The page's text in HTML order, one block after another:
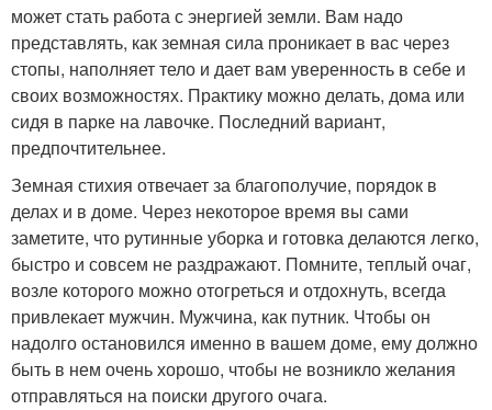
может стать работа с энергией земли. Вам надо
представлять, как земная сила проникает в вас через
стопы, наполняет тело и дает вам уверенность в себе и
своих возможностях. Практику можно делать, дома или
сидя в парке на лавочке. Последний вариант,
предпочтительнее.
Земная стихия отвечает за благополучие, порядок в
делах и в доме. Через некоторое время вы сами
заметите, что рутинные уборка и готовка делаются легко,
быстро и совсем не раздражают. Помните, теплый очаг,
возле которого можно отогреться и отдохнуть, всегда
привлекает мужчин. Мужчина, как путник. Чтобы он
надолго остановился именно в вашем доме, ему должно
быть в нем очень хорошо, чтобы не возникло желания
отправляться на поиски другого очага.